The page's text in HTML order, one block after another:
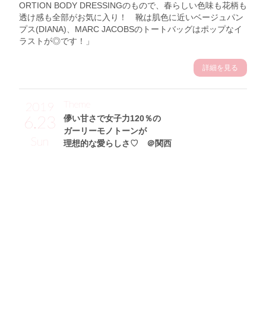
ORTION BODY DRESSINGのもので、春らしい色味も花柄も
透け感も全部がお気に入り！ 靴は肌色に近いベージュパン
プス(DIANA)、MARC JACOBSのトートバッグはポップなイ
ラストが◎です！」
詳細を見る
2019
6.23
Sun
儚い甘さで女子力120％の
ガーリーモノトーンが
理想的な愛らしさ♡ ＠関西
Theme